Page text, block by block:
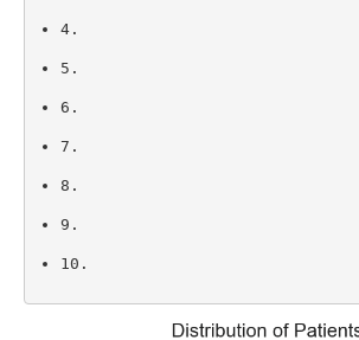
4.
5.
6.
7.
8.
9.
10.